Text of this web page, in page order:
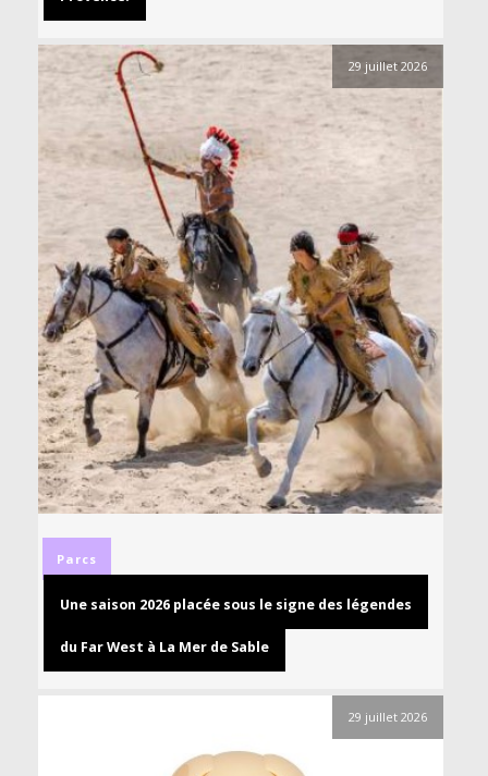
29 juillet 2026
Parcs
Une saison 2026 placée sous le signe des légendes
du Far West à La Mer de Sable
29 juillet 2026